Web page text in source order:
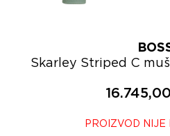
Skarley Striped C
PROIZVOD NIJE